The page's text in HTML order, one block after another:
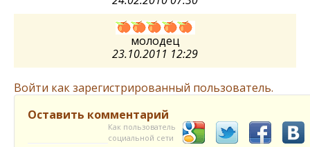
молодец
23.10.2011 12:29
Войти как зарегистрированный пользователь.
Оставить комментарий
Как пользователь
социальной сети